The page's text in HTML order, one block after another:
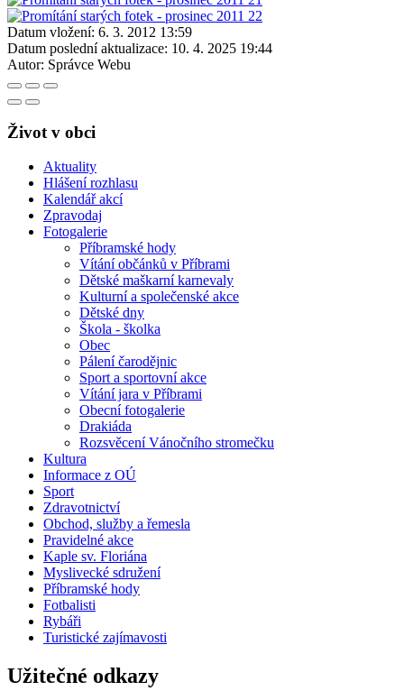
Datum vložení: 6. 3. 2012 13:59
Datum poslední aktualizace: 10. 4. 2025 19:44
Autor: Správce Webu
Život v obci
Aktuality
Hlášení rozhlasu
Kalendář akcí
Zpravodaj
Fotogalerie
Příbramské hody
Vítání občánků v Příbrami
Dětské maškarní karnevaly
Kulturní a společenské akce
Dětské dny
Škola - školka
Obec
Pálení čarodějnic
Sport a sportovní akce
Vítání jara v Příbrami
Obecní fotogalerie
Drakiáda
Rozsvěcení Vánočního stromečku
Kultura
Informace z OÚ
Sport
Zdravotnictví
Obchod, služby a řemesla
Pravidelné akce
Kaple sv. Floriána
Myslivecké sdružení
Příbramské hody
Fotbalisti
Rybáři
Turistické zajímavosti
Užitečné odkazy